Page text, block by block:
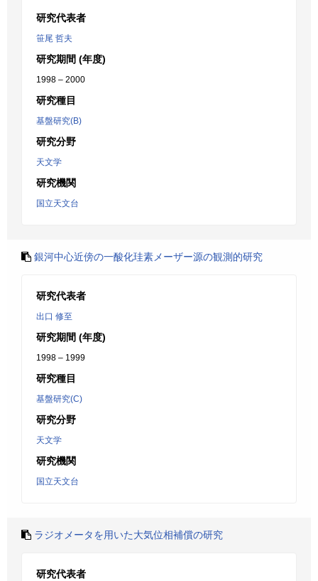
研究代表者
笹尾 哲夫
研究期間 (年度)
1998 – 2000
研究種目
基盤研究(B)
研究分野
天文学
研究機関
国立天文台
銀河中心近傍の一酸化珪素メーザー源の観測的研究
研究代表者
出口 修至
研究期間 (年度)
1998 – 1999
研究種目
基盤研究(C)
研究分野
天文学
研究機関
国立天文台
ラジオメータを用いた大気位相補償の研究
研究代表者